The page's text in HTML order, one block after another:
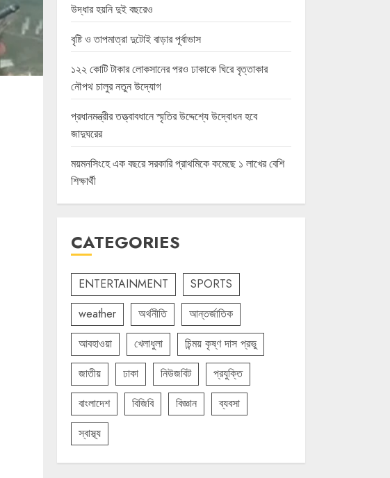
উদ্ধার হয়নি দুই বছরেও
বৃষ্টি ও তাপমাত্রা দুটোই বাড়ার পূর্বাভাস
১২২ কোটি টাকার লোকসানের পরও ঢাকাকে ঘিরে বৃত্তাকার
নৌপথ চালুর নতুন উদ্যোগ
প্রধানমন্ত্রীর তত্ত্বাবধানে স্মৃতির উদ্দেশ্যে উদ্বোধন হবে
জাদুঘরের
ময়মনসিংহে এক বছরে সরকারি প্রাথমিকে কমেছে ১ লাখের বেশি
শিক্ষার্থী
CATEGORIES
ENTERTAINMENT
SPORTS
weather
অর্থনীতি
আন্তর্জাতিক
আবহাওয়া
খেলাধুলা
চিন্ময় কৃষ্ণ দাস প্রভু
জাতীয়
ঢাকা নিউজবিট
প্রযুক্তি
বাংলাদেশ
বিজিবি বিজ্ঞান
ব্যবসা
স্বাস্থ্য